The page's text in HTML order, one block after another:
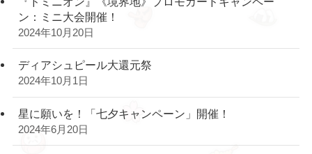
ン：ミニ大会開催！
2024年10月20日
ディアシュピール大還元祭
2024年10月1日
星に願いを！「七夕キャンペーン」開催！
2024年6月20日